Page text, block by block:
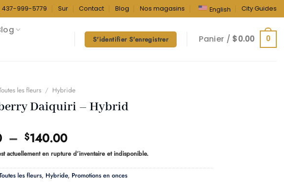
437-999-5779 Sur Contact Blog Nos magasins English City Guides
S'identifier S'enregistrer Panier / $0.00 0
les fleurs / Hybride
Daiquiri – Hybrid
– $140.00Plage
de
prix :
$10.00
à
actuellement en rupture d’inventaire et indisponible.
les fleurs, Hybride, Promotions en onces